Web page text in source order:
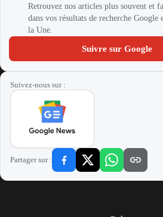
Retrouvez nos articles plus souvent et
dans vos résultats de recherche Google
la Une.
Suivre sur Google
Suivez-nous sur :
Partager sur :